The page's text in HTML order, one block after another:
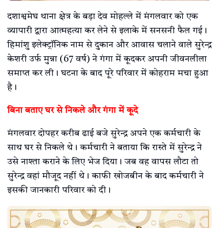
दशाश्वमेघ थाना क्षेत्र के बड़ा देव मोहल्ले में मंगलवार को एक
व्यापारी द्वारा आत्महत्या कर लेने से इलाके में सनसनी फैल गई।
हिमांशु इलेक्ट्रॉनिक नाम से दुकान और आवास चलाने वाले सुरेन्द्र
केशरी उर्फ मुन्ना (67 वर्ष) ने गंगा में कूदकर अपनी जीवनलीला
समाप्त कर ली। घटना के बाद पूरे परिवार में कोहराम मचा हुआ
है।
बिना बताए घर से निकले और गंगा में कूदे
मंगलवार दोपहर करीब ढाई बजे सुरेन्द्र अपने एक कर्मचारी के
साथ घर से निकले थे। कर्मचारी ने बताया कि रास्ते में सुरेन्द्र ने
उसे नाश्ता कराने के लिए भेज दिया। जब वह वापस लौटा तो
सुरेन्द्र वहां मौजूद नहीं थे। काफी खोजबीन के बाद कर्मचारी ने
इसकी जानकारी परिवार को दी।